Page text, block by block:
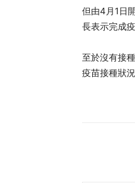
但由4月1日
長表示完成
至於沒有接
疫苗接種狀